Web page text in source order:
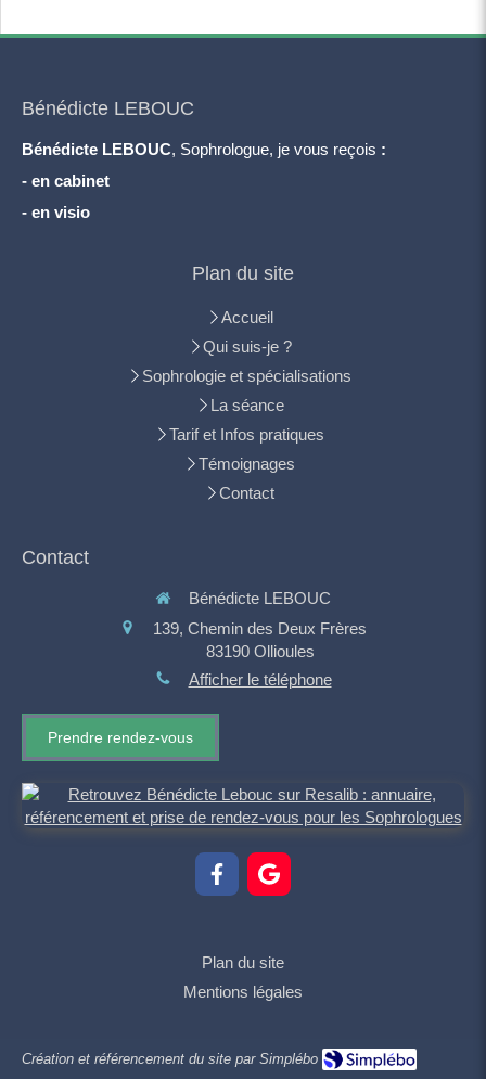
Bénédicte LEBOUC
Bénédicte LEBOUC, Sophrologue, je vous reçois :
- en cabinet
- en visio
Plan du site
Accueil
Qui suis-je ?
Sophrologie et spécialisations
La séance
Tarif et Infos pratiques
Témoignages
Contact
Contact
Bénédicte LEBOUC
139, Chemin des Deux Frères
83190 Ollioules
Afficher le téléphone
Prendre rendez-vous
Plan du site
Mentions légales
Création et référencement du site par Simplébo